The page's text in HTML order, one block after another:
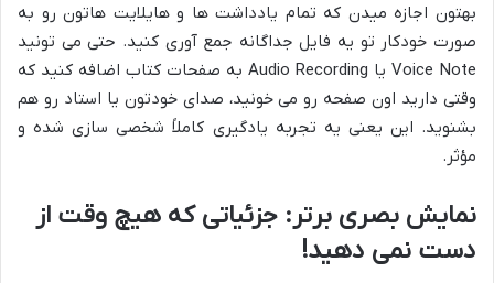
بهتون اجازه میدن که تمام یادداشت ها و هایلایت هاتون رو به
صورت خودکار تو یه فایل جداگانه جمع آوری کنید. حتی می تونید
Voice Note یا Audio Recording به صفحات کتاب اضافه کنید که
وقتی دارید اون صفحه رو می خونید، صدای خودتون یا استاد رو هم
بشنوید. این یعنی یه تجربه یادگیری کاملاً شخصی سازی شده و
مؤثر.
نمایش بصری برتر: جزئیاتی که هیچ وقت از
دست نمی دهید!